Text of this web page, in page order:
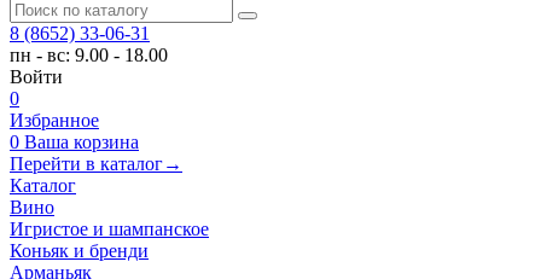
8 (8652) 33-06-31
пн - вс: 9.00 - 18.00
Войти
0
Избранное
0 Ваша корзина
Перейти в каталог→
Каталог
Вино
Игристое и шампанское
Коньяк и бренди
Арманьяк